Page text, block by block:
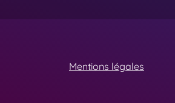
Mentions légales